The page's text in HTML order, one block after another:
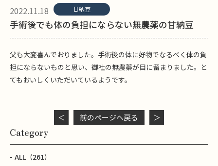
2022.11.18 甘納豆
手術後でも体の負担にならない無農薬の甘納豆
父も大変喜んでおりました。手術後の体に好物でなるべく体の負
担にならないものと思い、御社の無農薬が目に留まりました。と
てもおいしくいただいているようです。
＜ 前のページヘ戻る ＞
Category
ALL （261）